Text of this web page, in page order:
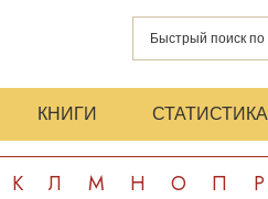
КНИГИ СТАТИСТИКА
К Л М Н О П Р